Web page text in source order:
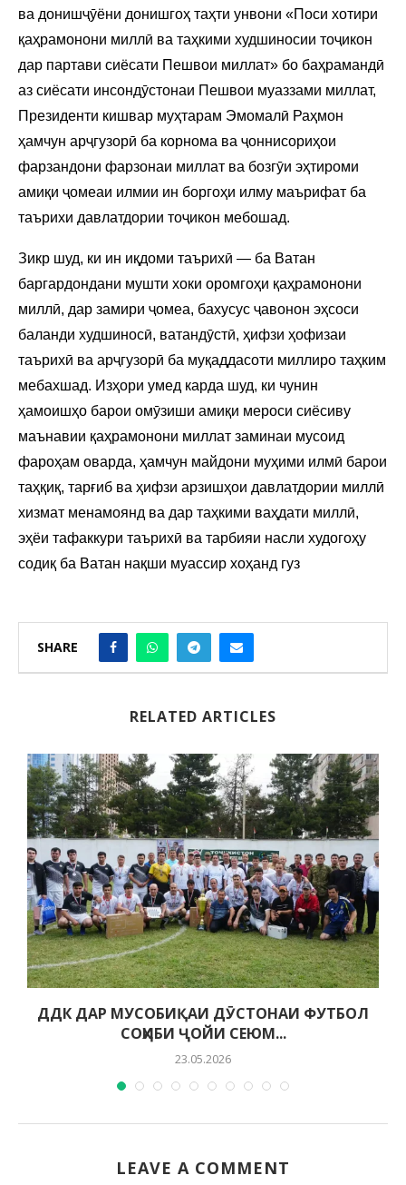
ва донишҷӯёни донишгоҳ таҳти унвони «Поси хотири
қаҳрамонони миллӣ ва таҳкими худшиносии тоҷикон
дар партави сиёсати Пешвои миллат» бо баҳрамандӣ
аз сиёсати инсондӯстонаи Пешвои муаззами миллат,
Президенти кишвар муҳтарам Эмомалӣ Раҳмон
ҳамчун арҷгузорӣ ба корнома ва ҷоннисориҳои
фарзандони фарзонаи миллат ва бозгӯи эҳтироми
амиқи ҷомеаи илмии ин боргоҳи илму маърифат ба
таърихи давлатдории тоҷикон мебошад.
Зикр шуд, ки ин иқдоми таърихӣ — ба Ватан
баргардондани мушти хоки оромгоҳи қаҳрамонони
миллӣ, дар замири ҷомеа, бахусус ҷавонон эҳсоси
баланди худшиносӣ, ватандӯстӣ, ҳифзи ҳофизаи
таърихӣ ва арҷгузорӣ ба муқаддасоти миллиро таҳким
мебахшад. Изҳори умед карда шуд, ки чунин
ҳамоишҳо барои омӯзиши амиқи мероси сиёсиву
маънавии қаҳрамонони миллат заминаи мусоид
фароҳам оварда, ҳамчун майдони муҳими илмӣ барои
таҳқиқ, тарғиб ва ҳифзи арзишҳои давлатдории миллӣ
хизмат менамоянд ва дар таҳкими ваҳдати миллӣ,
эҳёи тафаккури таърихӣ ва тарбияи насли худогоҳу
содиқ ба Ватан нақши муассир хоҳанд гуз
SHARE
RELATED ARTICLES
ДДК ДАР МУСОБИҚАИ ДӮСТОНАИ ФУТБОЛ
СОҲИБИ ҶОЙИ СЕЮМ...
23.05.2026
LEAVE A COMMENT